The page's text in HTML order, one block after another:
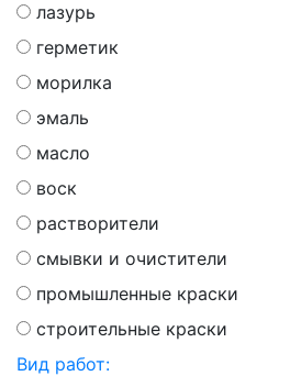
лазурь
герметик
морилка
эмаль
масло
воск
растворители
смывки и очистители
промышленные краски
строительные краски
Вид работ: